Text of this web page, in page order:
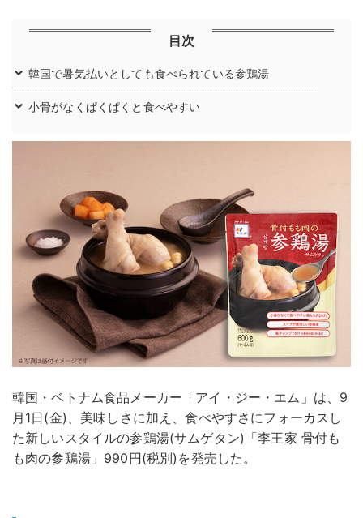
目次
韓国で暑気払いとしても食べられている参鶏湯
小骨がなくぱくぱくと食べやすい
韓国・ベトナム食品メーカー「アイ・ジー・エム」は、9
月1日(金)、美味しさに加え、食べやすさにフォーカスし
た新しいスタイルの参鶏湯(サムゲタン)「李王家 骨付も
も肉の参鶏湯」990円(税別)を発売した。